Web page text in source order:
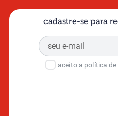
cadastre-se para
aceito a política